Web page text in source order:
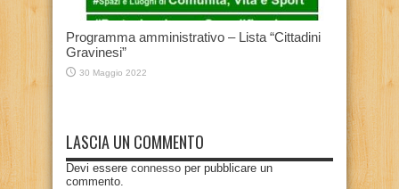
Programma amministrativo – Lista “Cittadini
Gravinesi”
30 Maggio 2022
LASCIA UN COMMENTO
Devi essere connesso per pubblicare un
commento.